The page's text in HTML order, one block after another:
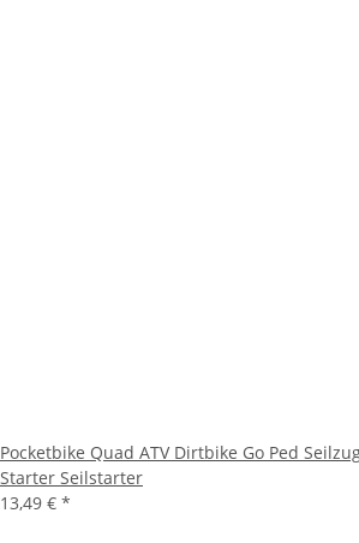
Pocketbike Quad ATV Dirtbike Go Ped
Starter Seilstarter
13,49 € *